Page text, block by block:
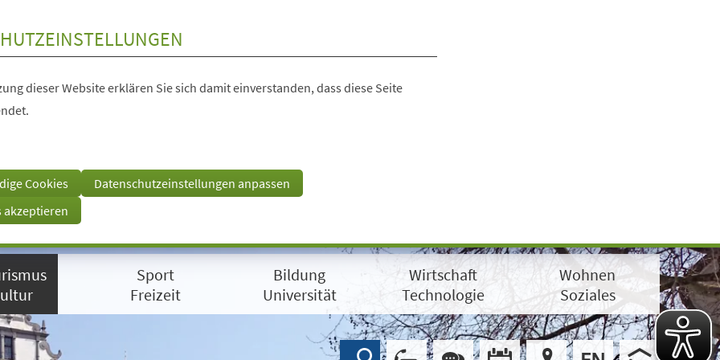
dieser Website erklären Sie sich damit einverstanden, dass diese Seite
Cookies
Datenschutzeinstellungen anpassen
akzeptieren
Sport
Freizeit
Bildung
Universität
Wirtschaft
Technologie
Wohnen
Soziales